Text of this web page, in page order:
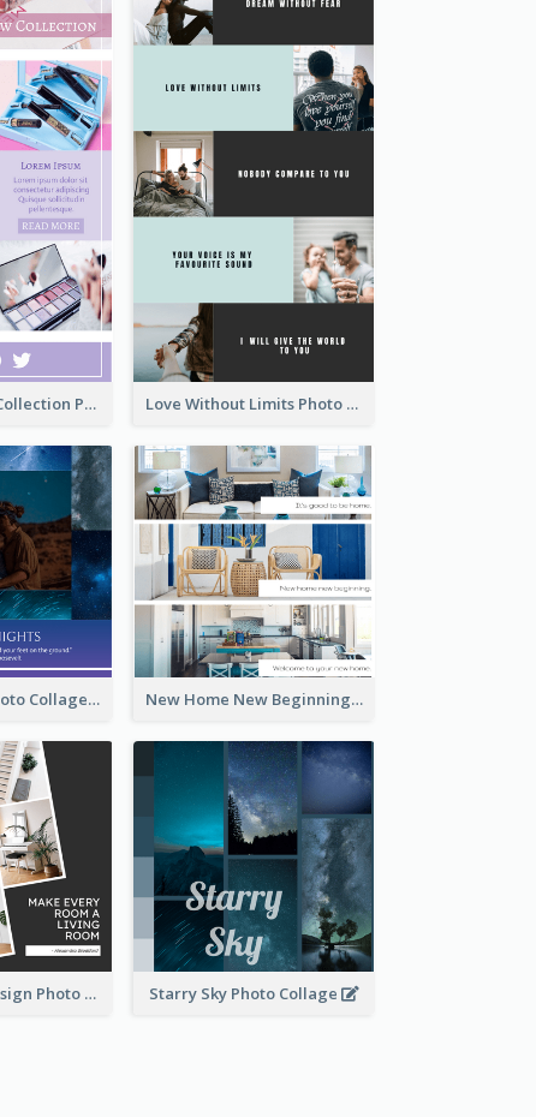
Cosmetic New Collection Photo Collage Love Without Limits Photo Collage
Starry Night Photo Collage New Home New Beginning Photo Collage
Living Room Design Photo Collage Starry Sky Photo Collage